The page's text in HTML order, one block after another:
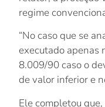
regime
“No caso que se
executado apenas
8.009/90 caso o
de valor inferior e
Ele completou